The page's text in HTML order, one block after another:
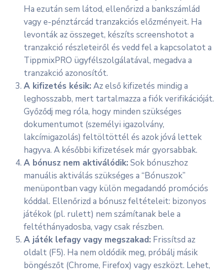
Ha ezután sem látod, ellenőrizd a bankszámlád
vagy e-pénztárcád tranzakciós előzményeit. Ha
levonták az összeget, készíts screenshotot a
tranzakció részleteiről és vedd fel a kapcsolatot a
TippmixPRO ügyfélszolgálatával, megadva a
tranzakció azonosítót.
A kifizetés késik: Az első kifizetés mindig a
leghosszabb, mert tartalmazza a fiók verifikációját.
Győződj meg róla, hogy minden szükséges
dokumentumot (személyi igazolvány,
lakcímigazolás) feltöltöttél és azok jóvá lettek
hagyva. A későbbi kifizetések már gyorsabbak.
A bónusz nem aktiválódik: Sok bónuszhoz
manuális aktiválás szükséges a “Bónuszok”
menüpontban vagy külön megadandó promóciós
kóddal. Ellenőrizd a bónusz feltételeit: bizonyos
játékok (pl. rulett) nem számítanak bele a
feltéthányadosba, vagy csak részben.
A játék lefagy vagy megszakad: Frissítsd az
oldalt (F5). Ha nem oldódik meg, próbálj másik
böngészőt (Chrome, Firefox) vagy eszközt. Lehet,